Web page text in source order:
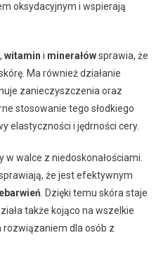
oksydacyjnym i wspierają
, witamin i minerałówsprawia, że
Ma również działanie
zanieczyszczenia oraz
stosowanie tego słodkiego
elastyczności i jędrności cery.
walce z niedoskonałościami.
że jest efektywnym
. Dzięki temu skóra staje
także kojąco na wszelkie
rozwiązaniem dla osób z